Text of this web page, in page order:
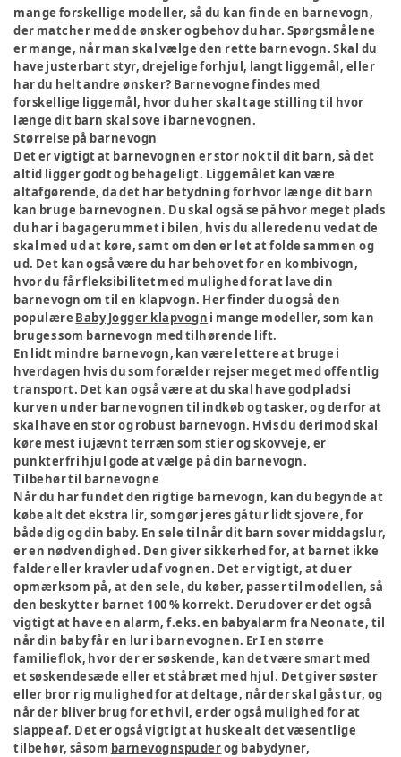
mange forskellige modeller, så du kan finde en barnevogn,
der matcher med de ønsker og behov du har. Spørgsmålene
er mange, når man skal vælge den rette barnevogn. Skal du
have justerbart styr, drejelige forhjul, langt liggemål, eller
har du helt andre ønsker? Barnevogne findes med
forskellige liggemål, hvor du her skal tage stilling til hvor
længe dit barn skal sove i barnevognen.
Størrelse på barnevogn
Det er vigtigt at barnevognen er stor nok til dit barn, så det
altid ligger godt og behageligt. Liggemålet kan være
altafgørende, da det har betydning for hvor længe dit barn
kan bruge barnevognen. Du skal også se på hvor meget plads
du har i bagagerummet i bilen, hvis du allerede nu ved at de
skal med ud at køre, samt om den er let at folde sammen og
ud. Det kan også være du har behovet for en kombivogn,
hvor du får fleksibilitet med mulighed for at lave din
barnevogn om til en klapvogn. Her finder du også den
populære Baby Jogger klapvogn i mange modeller, som kan
bruges som barnevogn med tilhørende lift.
En lidt mindre barnevogn, kan være lettere at bruge i
hverdagen hvis du som forælder rejser meget med offentlig
transport. Det kan også være at du skal have god plads i
kurven under barnevognen til indkøb og tasker, og derfor at
skal have en stor og robust barnevogn. Hvis du derimod skal
køre mest i ujævnt terræn som stier og skovveje, er
punkterfri hjul gode at vælge på din barnevogn.
Tilbehør til barnevogne
Når du har fundet den rigtige barnevogn, kan du begynde at
købe alt det ekstra lir, som gør jeres gåtur lidt sjovere, for
både dig og din baby. En sele til når dit barn sover middagslur,
er en nødvendighed. Den giver sikkerhed for, at barnet ikke
falder eller kravler ud af vognen. Det er vigtigt, at du er
opmærksom på, at den sele, du køber, passer til modellen, så
den beskytter barnet 100 % korrekt. Derudover er det også
vigtigt at have en alarm, f.eks. en babyalarm fra Neonate, til
når din baby får en lur i barnevognen. Er I en større
familieflok, hvor der er søskende, kan det være smart med
et søskendesæde eller et ståbræt med hjul. Det giver søster
eller bror rig mulighed for at deltage, når der skal gås tur, og
når der bliver brug for et hvil, er der også mulighed for at
slappe af. Det er også vigtigt at huske alt det væsentlige
tilbehør, såsom barnevognspuderog babydyner,